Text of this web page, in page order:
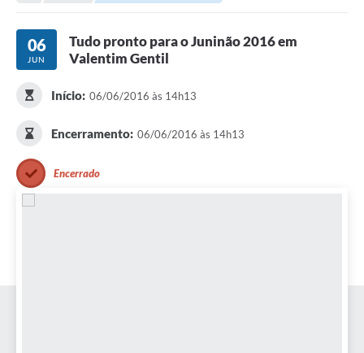
06
JUN
Tudo pronto para o Juninão 2016 em
Valentim Gentil
Início: 06/06/2016 às 14h13
Encerramento: 06/06/2016 às 14h13
Encerrado